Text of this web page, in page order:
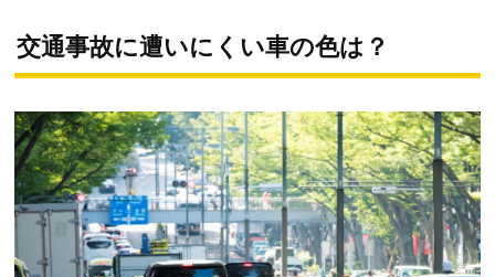
交通事故に遭いにくい車の色は？